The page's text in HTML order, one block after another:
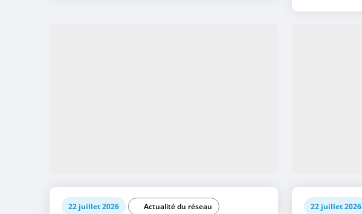
22 juillet 2026 Actualité du réseau 22 juillet 2026